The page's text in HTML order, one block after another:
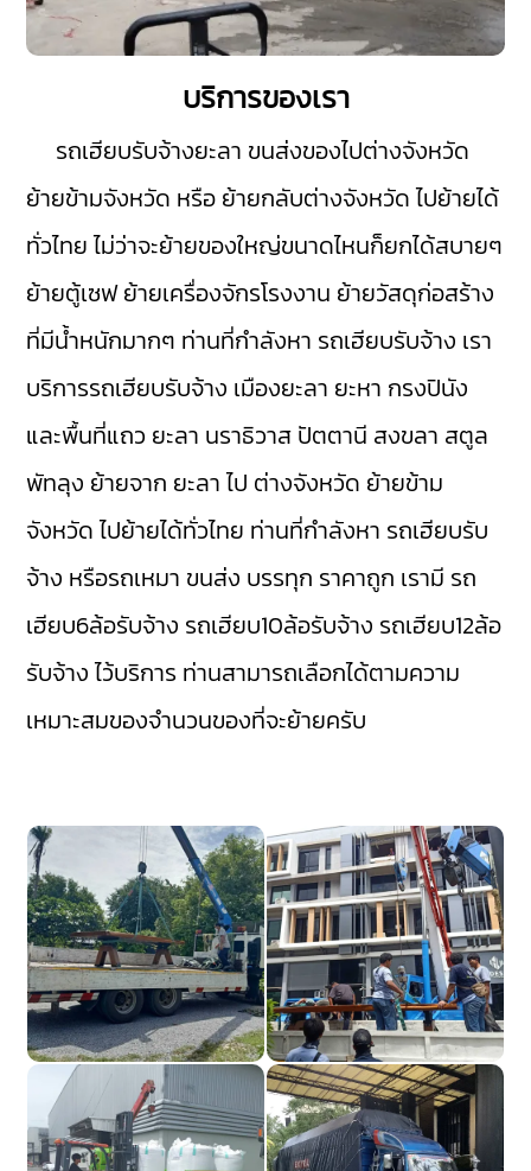
บริการของเรา
รถเฮียบรับจ้างยะลา ขนส่งของไปต่างจังหวัด
ย้ายข้ามจังหวัด หรือ ย้ายกลับต่างจังหวัด ไปย้ายได้
ทั่วไทย ไม่ว่าจะย้ายของใหญ่ขนาดไหนก็ยกได้สบายๆ
ย้ายตู้เซฟ ย้ายเครื่องจักรโรงงาน ย้ายวัสดุก่อสร้าง
ที่มีน้ำหนักมากๆ ท่านที่กำลังหา รถเฮียบรับจ้าง เรา
บริการรถเฮียบรับจ้าง เมืองยะลา ยะหา กรงปินัง
และพื้นที่แถว ยะลา นราธิวาส ปัตตานี สงขลา สตูล
พัทลุง ย้ายจาก ยะลา ไป ต่างจังหวัด ย้ายข้าม
จังหวัด ไปย้ายได้ทั่วไทย ท่านที่กำลังหา รถเฮียบรับ
จ้าง หรือรถเหมา ขนส่ง บรรทุก ราคาถูก เรามี รถ
เฮียบ6ล้อรับจ้าง รถเฮียบ10ล้อรับจ้าง รถเฮียบ12ล้อ
รับจ้างไว้บริการ ท่านสามารถเลือกได้ตามความ
เหมาะสมของจำนวนของที่จะย้ายครับ